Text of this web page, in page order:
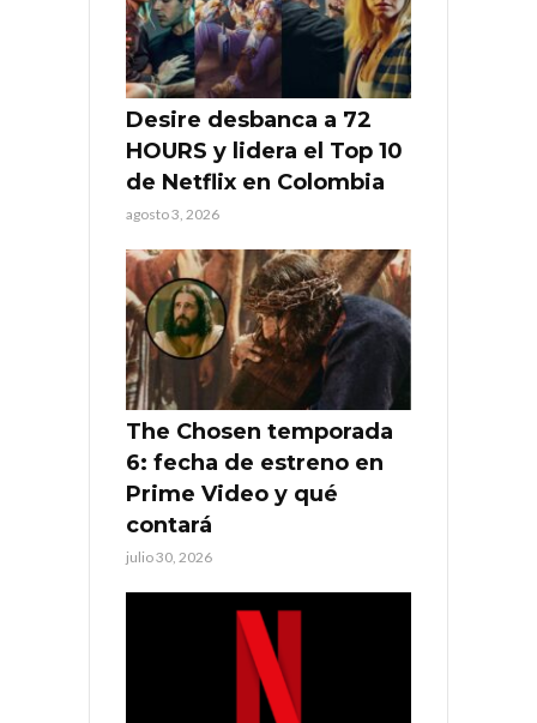
Desire desbanca a 72
HOURS y lidera el Top 10
de Netflix en Colombia
agosto 3, 2026
The Chosen temporada
6: fecha de estreno en
Prime Video y qué
contará
julio 30, 2026